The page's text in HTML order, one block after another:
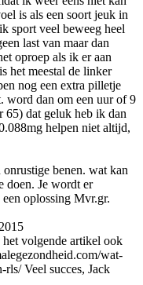
is als een soort jeuk in
sport veel beweeg heel
last van maar dan
oproep als ik er aan
het meestal de linker
nog een extra pilletje
word dan om een uur of 9
65) dat geluk heb ik dan
helpen niet altijd,
benen. wat kan
doen. Je wordt er
oplossing Mvr.gr.
het volgende artikel ook
wat-
Veel succes, Jack